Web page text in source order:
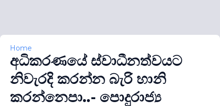
Home
අධිකරණයේ ස්වාධීනත්වයට
නිවැරදි කරන්න බැරි හානි
කරන්නෙපා..- පොදුරාජ්‍ය